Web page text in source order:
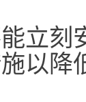
立刻
以降